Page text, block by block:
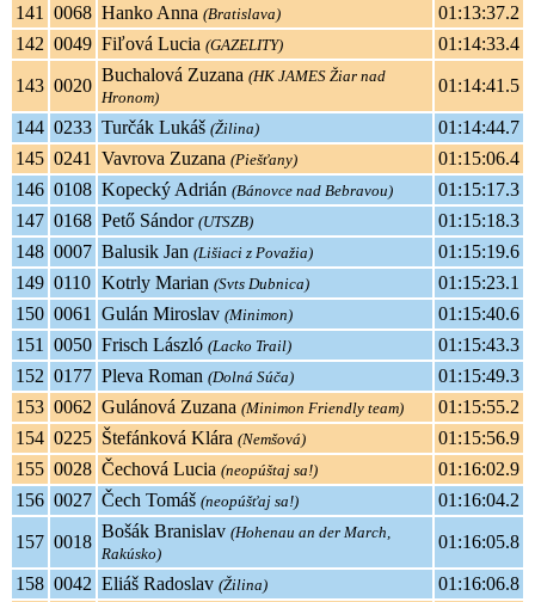
141
0068 Hanko Anna (Bratislava)
01:13:37.2
142 0049 Fiľová Lucia (GAZELITY) 01:14:33.4
143 0020
Buchalová Zuzana (HK JAMES Žiar nad
Hronom)
01:14:41.5
144 0233 Turčák Lukáš (Žilina)
01:14:44.7
145 0241 Vavrova Zuzana (Piešťany)
01:15:06.4
146 0108 Kopecký Adrián (Bánovce nad Bebravou)
01:15:17.3
147 0168 Pető Sándor (UTSZB)
01:15:18.3
148 0007 Balusik Jan (Lišiaci z Považia)
01:15:19.6
149 0110 Kotrly Marian (Svts Dubnica)
01:15:23.1
150 0061 Gulán Miroslav (Minimon)
01:15:40.6
151
0050 Frisch László (Lacko Trail)
01:15:43.3
152 0177 Pleva Roman (Dolná Súča)
01:15:49.3
153 0062 Gulánová Zuzana (Minimon Friendly team)
01:15:55.2
154 0225 Štefánková Klára (Nemšová)
01:15:56.9
155 0028 Čechová Lucia (neopúštaj sa!)
01:16:02.9
156 0027 Čech Tomáš (neopúšťaj sa!) 01:16:04.2
157 0018
Bošák Branislav (Hohenau an der March,
Rakúsko)
01:16:05.8
158 0042 Eliáš Radoslav (Žilina)
01:16:06.8